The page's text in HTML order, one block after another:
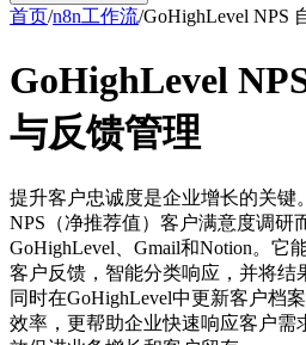
首页/n8n工作流/GoHighLevel NPS
GoHighLevel
与反馈管理
提升客户忠诚度是企业增长的关键
NPS（净推荐值）客户满意度调研
GoHighLevel、Gmail和Notion。它
客户反馈，智能分类响应，并将结
同时在GoHighLevel中更新客户档
效率，更帮助企业快速响应客户需